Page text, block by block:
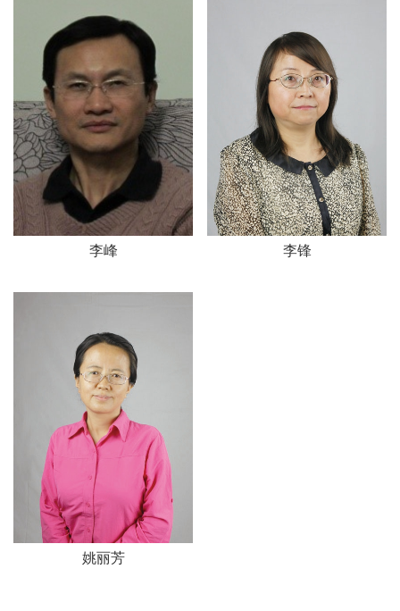
李峰 李锋
姚丽芳